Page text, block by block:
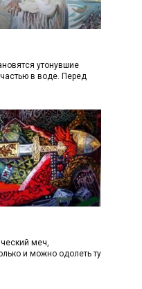
утонувшие
в воде. Перед
меч,
и можно одолеть ту